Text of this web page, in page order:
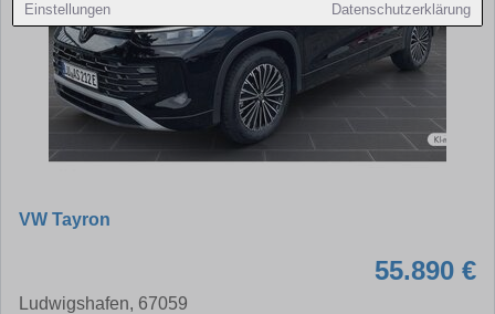
Einstellungen Datenschutzerklärung
VW Tayron
55.890 €
Ludwigshafen, 67059